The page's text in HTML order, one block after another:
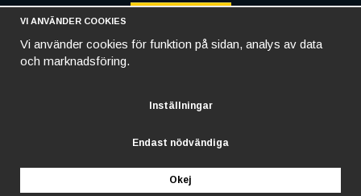
VI ANVÄNDER COOKIES
Vi använder cookies för funktion på sidan, analys av data
och marknadsföring.
Inställningar
Endast nödvändiga
Okej